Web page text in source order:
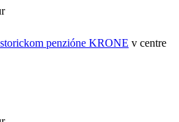
penzióne KRONE v centre